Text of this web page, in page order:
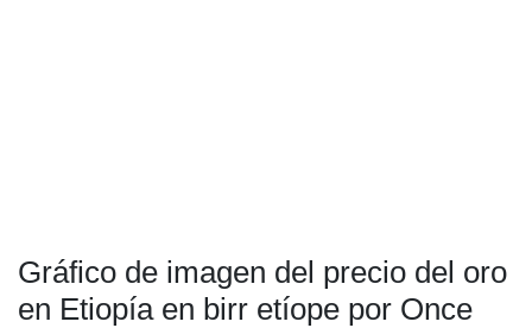
Gráfico de imagen del precio del oro
en Etiopía en birr etíope por Once